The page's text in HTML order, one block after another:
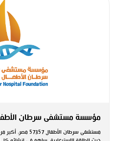
مؤسسة مستشفى سرطان
مستشفى سرطان